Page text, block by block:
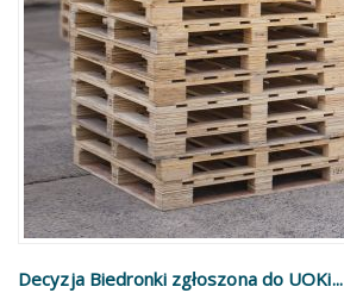
Decyzja Biedronki zgłoszona do UOKi...